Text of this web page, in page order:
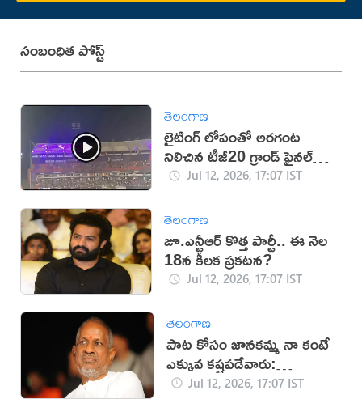
సంబంధిత పోస్ట్
తెలంగాణ
లైటింగ్ లోపంతో అరగంట
నిలిచిన టీజీ20 గ్రాండ్ ఫైనల్
(వీడియో)
Jul 12, 2026, 17:07 IST
తెలంగాణ
జూ.ఎన్టీఆర్ కొత్త పార్టీ.. ఈ నెల
18న కీలక ప్రకటన?
Jul 12, 2026, 17:07 IST
తెలంగాణ
పాట కోసం జానకమ్మ నా కంటే
ఎక్కువ కష్టపడేవారు:
ఇళయరాజా
Jul 12, 2026, 17:07 IST